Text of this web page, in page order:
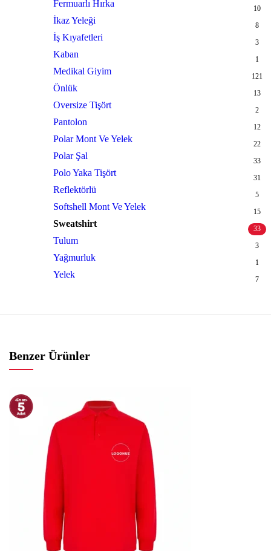
Fermuarlı Hırka 10
İkaz Yeleği 8
İş Kıyafetleri 3
Kaban 1
Medikal Giyim 121
Önlük 13
Oversize Tişört 2
Pantolon 12
Polar Mont Ve Yelek 22
Polar Şal 33
Polo Yaka Tişört 31
Reflektörlü 5
Softshell Mont Ve Yelek 15
Sweatshirt 33
Tulum 3
Yağmurluk 1
Yelek 7
Benzer Ürünler